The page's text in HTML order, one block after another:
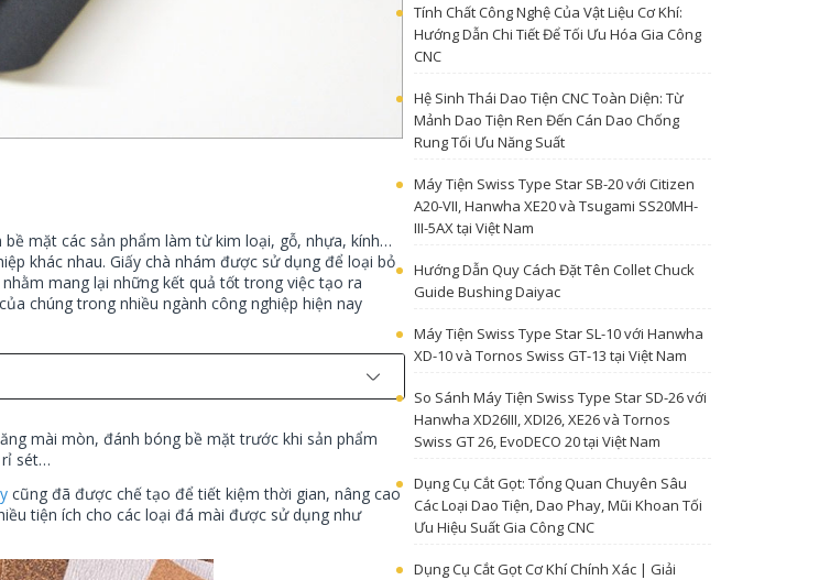
mặt các sản phẩm làm từ kim loại, gỗ, nhựa, kính…
khác nhau. Giấy chà nhám được sử dụng để loại bỏ
mang lại những kết quả tốt trong việc tạo ra
chúng trong nhiều ngành công nghiệp hiện nay
mài mòn, đánh bóng bề mặt trước khi sản phẩm
rỉ sét…
cũng đã được chế tạo để tiết kiệm thời gian, nâng cao
tiện ích cho các loại đá mài được sử dụng như
Tính Chất Công Nghệ Của Vật Liệu Cơ Khí:
Hướng Dẫn Chi Tiết Để Tối Ưu Hóa Gia Công
CNC
Hệ Sinh Thái Dao Tiện CNC Toàn Diện: Từ
Mảnh Dao Tiện Ren Đến Cán Dao Chống
Rung Tối Ưu Năng Suất
Máy Tiện Swiss Type Star SB-20 với Citizen
A20-VII, Hanwha XE20 và Tsugami SS20MH-
III-5AX tại Việt Nam
Hướng Dẫn Quy Cách Đặt Tên Collet Chuck
Guide Bushing Daiyac
Máy Tiện Swiss Type Star SL-10 với Hanwha
XD-10 và Tornos Swiss GT-13 tại Việt Nam
So Sánh Máy Tiện Swiss Type Star SD-26 với
Hanwha XD26III, XDI26, XE26 và Tornos
Swiss GT 26, EvoDECO 20 tại Việt Nam
Dụng Cụ Cắt Gọt: Tổng Quan Chuyên Sâu
Các Loại Dao Tiện, Dao Phay, Mũi Khoan Tối
Ưu Hiệu Suất Gia Công CNC
Dụng Cụ Cắt Gọt Cơ Khí Chính Xác | Giải